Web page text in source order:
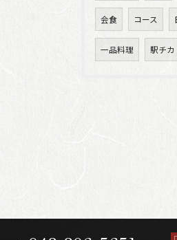
会食 コース
一品料理 駅チカ